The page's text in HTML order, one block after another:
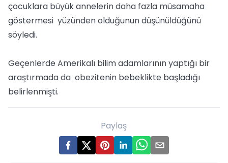
çocuklara büyük annelerin daha fazla müsamaha
göstermesi yüzünden olduğunun düşünüldüğünü
söyledi.
Geçenlerde Amerikalı bilim adamlarının yaptığı bir
araştırmada da obezitenin bebeklikte başladığı
belirlenmişti.
Paylaş